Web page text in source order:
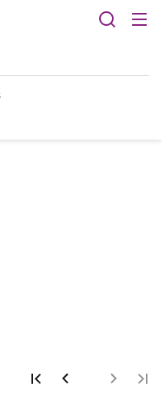
Première page
Page